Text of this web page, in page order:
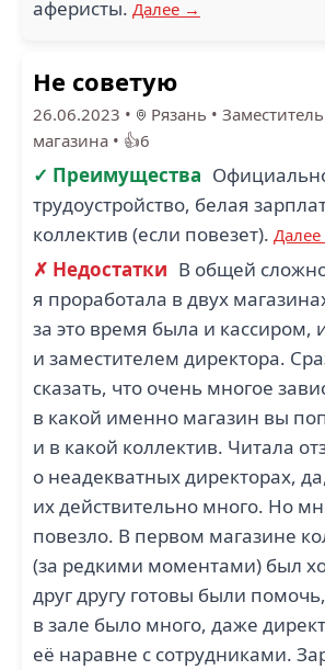
аферисты. Далее →
Не советую
26.06.2023 • Рязань •
магазина • 👍6
✓ Преимущества
трудоустройство, белая
коллектив (если повезет).
✗ Недостатки В общей
я проработала в двух
за это время была и кассиром,
и заместителем директора.
сказать, что очень многое
в какой именно магазин вы
и в какой коллектив. Читала
о неадекватных директорах,
их действительно много. Но
повезло. В первом магазине
(за редкими моментами) был
друг другу готовы были
в зале было много, даже
её наравне с сотрудниками.